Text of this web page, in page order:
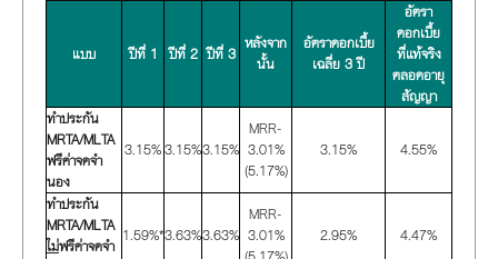
แบบ ปีที่ 1 ปีที่ 2 ปีที่ 3
หลังจาก
นั้น
อัตราดอกเบี้ย
เฉลี่ย 3 ปี
อัตรา
ดอกเบี้ย
ที่แท้จริง
ตลอดอายุ
สัญญา
ทำประกัน
MRTA/MLTA
ฟรีค่าจดจำ
นอง
3.15%3.15%3.15%
MRR-
3.01%
(5.17%)
3.15% 4.55%
ทำประกัน
MRTA/MLTA
ไม่ฟรีค่าจดจำ
1.59%*3.63%3.63%
MRR-
3.01%
2.95% 4.47%